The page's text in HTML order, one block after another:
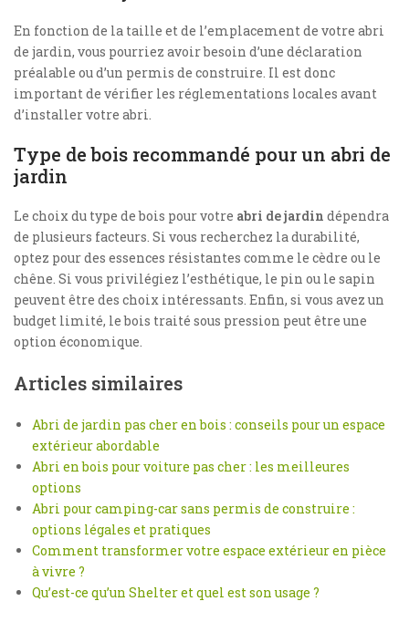
En fonction de la taille et de l’emplacement de votre abri
de jardin, vous pourriez avoir besoin d’une déclaration
préalable ou d’un permis de construire. Il est donc
important de vérifier les réglementations locales avant
d’installer votre abri.
Type de bois recommandé pour un abri de
jardin
Le choix du type de bois pour votre abri de jardin dépendra
de plusieurs facteurs. Si vous recherchez la durabilité,
optez pour des essences résistantes comme le cèdre ou le
chêne. Si vous privilégiez l’esthétique, le pin ou le sapin
peuvent être des choix intéressants. Enfin, si vous avez un
budget limité, le bois traité sous pression peut être une
option économique.
Articles similaires
Abri de jardin pas cher en bois : conseils pour un espace
extérieur abordable
Abri en bois pour voiture pas cher : les meilleures
options
Abri pour camping-car sans permis de construire :
options légales et pratiques
Comment transformer votre espace extérieur en pièce
à vivre ?
Qu’est-ce qu’un Shelter et quel est son usage ?